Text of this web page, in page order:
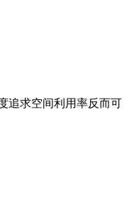
追求空间利用率反而可